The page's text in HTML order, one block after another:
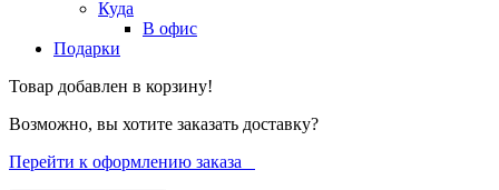
Куда
В офис
Подарки
Товар добавлен в корзину!
Возможно, вы хотите заказать доставку?
Перейти к оформлению заказа